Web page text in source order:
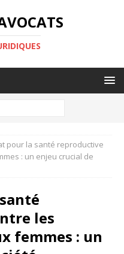
pour la santé reproductive
: un enjeu crucial de
les
femmes : un